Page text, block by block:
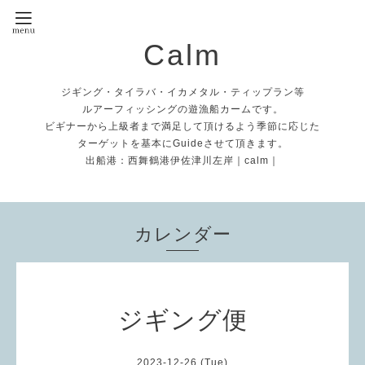
Calm
ジギング・タイラバ・イカメタル・ティップラン等
ルアーフィッシングの遊漁船カームです。
ビギナーから上級者まで満足して頂けるよう季節に応じた
ターゲットを基本にGuideさせて頂きます。
出船港：西舞鶴港伊佐津川左岸｜calm｜
カレンダー
ジギング便
2023-12-26 (Tue)